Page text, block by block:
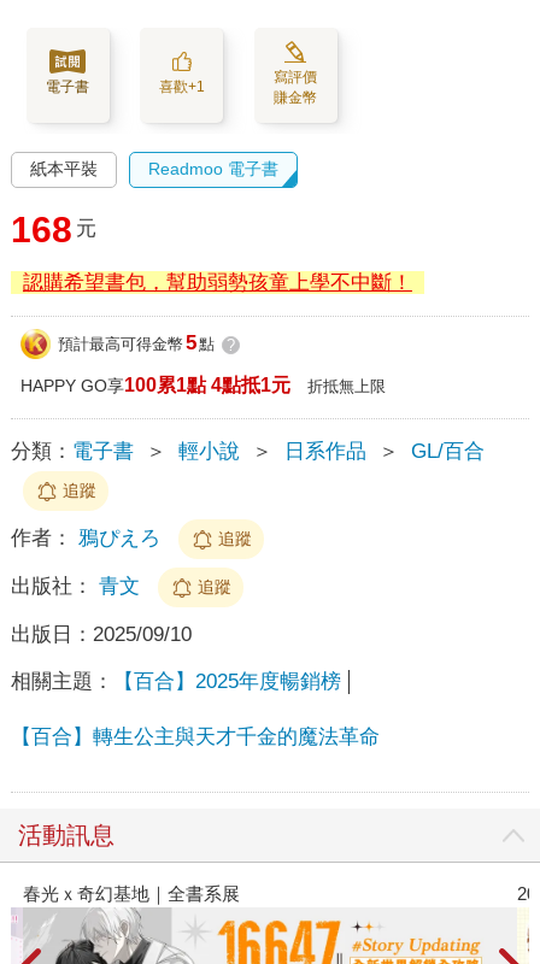
電子書 喜歡+1
寫評價
賺金幣
紙本平裝 Readmoo 電子書
168 元
認購希望書包，幫助弱勢孩童上學不中斷！
預計最高可得金幣 5點 ?
HAPPY GO享100累1點 4點抵1元 折抵無上限
分類： 電子書 ＞ 輕小說 ＞ 日系作品 ＞ GL/百合
追蹤
作者： 鴉ぴえろ 追蹤
出版社： 青文 追蹤
出版日： 2025/09/10
相關主題： 【百合】2025年度暢銷榜
【百合】轉生公主與天才千金的魔法革命
活動訊息
2026金石堂暑假漫博〈你好，我吃一點〉第二波